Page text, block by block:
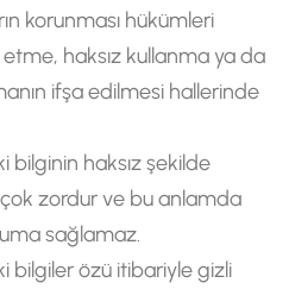
korunması hükümleri
haksız kullanma ya da
ifşa edilmesi hallerinde
bilginin haksız şekilde
çok zordur ve bu anlamda
sağlamaz.
bilgiler özü itibariyle gizli